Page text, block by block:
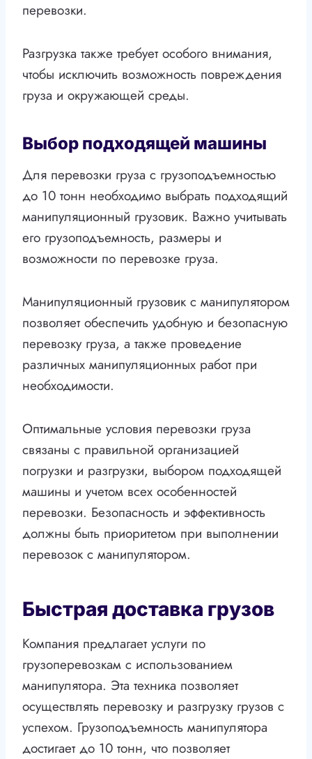
перевозки.
Разгрузка также требует особого внимания,
чтобы исключить возможность повреждения
груза и окружающей среды.
Выбор подходящей машины
Для перевозки груза с грузоподъемностью
до 10 тонн необходимо выбрать подходящий
манипуляционный грузовик. Важно учитывать
его грузоподъемность, размеры и
возможности по перевозке груза.
Манипуляционный грузовик с манипулятором
позволяет обеспечить удобную и безопасную
перевозку груза, а также проведение
различных манипуляционных работ при
необходимости.
Оптимальные условия перевозки груза
связаны с правильной организацией
погрузки и разгрузки, выбором подходящей
машины и учетом всех особенностей
перевозки. Безопасность и эффективность
должны быть приоритетом при выполнении
перевозок с манипулятором.
Быстрая доставка грузов
Компания предлагает услуги по
грузоперевозкам с использованием
манипулятора. Эта техника позволяет
осуществлять перевозку и разгрузку грузов с
успехом. Грузоподъемность манипулятора
достигает до 10 тонн, что позволяет